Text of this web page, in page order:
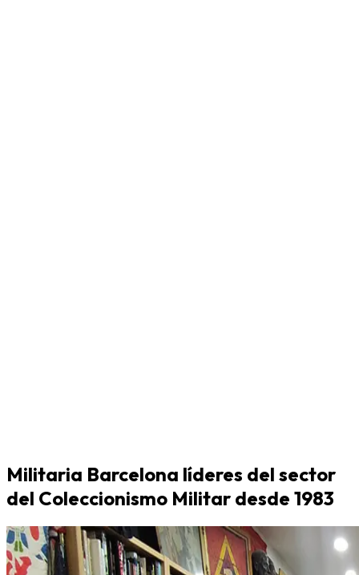
Militaria Barcelona líderes del sector
del Coleccionismo Militar desde 1983